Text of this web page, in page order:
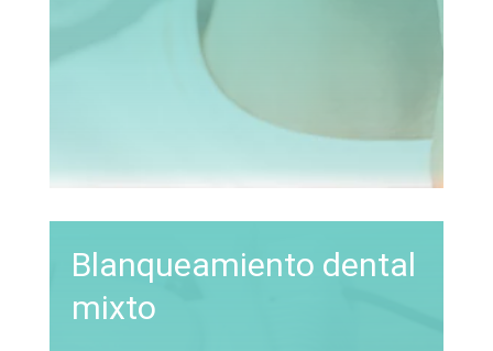
Blanqueamiento dental
mixto